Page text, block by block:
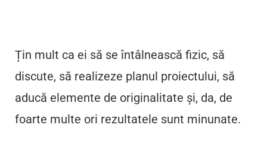
Țin mult ca ei să se întâlnească fizic, să
discute, să realizeze planul proiectului, să
aducă elemente de originalitate și, da, de
foarte multe ori rezultatele sunt minunate.